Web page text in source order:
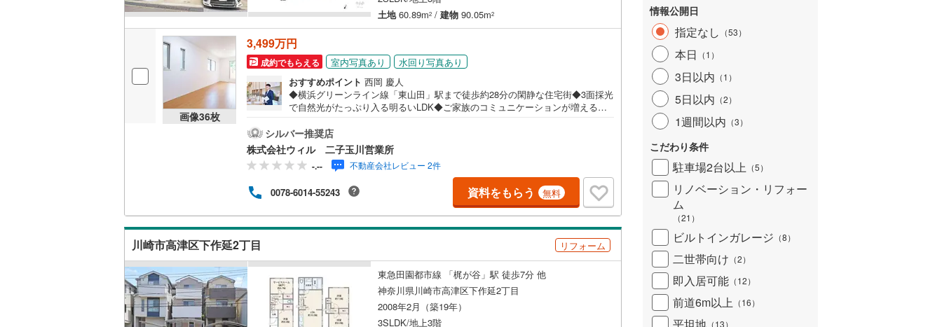
土地60.89m2 / 建物 90.05m2
画像36枚
3,499万円
成約でもらえる 室内写真あり
水回り写真あり
おすすめポイント 西岡 慶人
◆横浜グリーンライン線「東山田」駅まで徒歩約28分の閑静な住宅街◆3面採光
で自然光がたっぷり入る明るいLDK◆ご家族のコミュニケーションが増えるリ
や季節物もまとめて収納◆各部屋に収納スペース有◆掃除道具や日用品をサッ
としまえる廊下収納◆居室としても使用可能な納戸が2室あり、多様な家族構成
に対応可能◆雨の日の洗濯や湿気対策に役立つ浴室乾燥機付◆お湯が冷めても
自動で温め直せる便利な追焚機能付◆トイレ2ヶ所設置で忙しい時間帯も快適に
使えます【営業時間10:00～19:00】上記時間はお電話が繋がりやすくなってお
ります。ぜひお気軽にご連絡下さい！現地を見学される場合は「室内・現地を
見学する（無料）」ボタンよりご希望の日時をご記入いただけますとスムーズ
にご案内が可能です。【ウィル不動産販売はここが強み】（1）住宅ローンに精
通しており、社内にローン専門部署があります！（2）施工実績多数のリフォー
シルバー推奨店
株式会社ウィル 二子玉川営業所
-.-- 不動産会社レビュー 2件
0078-6014-55243 資料をもらう 無料
川崎市高津区下作延2丁目 リフォーム
東急田園都市線 「梶が谷」駅 徒歩7分 他
神奈川県川崎市高津区下作延2丁目
2008年2月（築19年）
3SLDK/地上3階
情報公開日
指定なし （53）
本日 （1 ）
3日以内 （1 ）
5日以内 （2）
1週間以内 （3）
こだわり条件
駐車場2台以上 （5）
リノベーション・リフォー
ム
（21 ）
ビルトインガレージ （8）
二世帯向け （2）
即入居可能 （12）
前道6m以上 （16）
（13）
三角線(0) 肥薩線( 指宿枕崎線
長崎本線
筑肥線 ( 0)
佐世保線(0) 大村線 久大本線(0)
豊肥本線(0) 日豊本線(0) 日田彦山線(0)
筑豊本線(0)
後藤寺線(0 北海道新幹線(
上越新幹線(0) 山形新幹線 (0
北陸新幹線(0) 東海道新幹線
山陽新幹線(0) 北陸新幹線（JR西日本）(0) 九州新幹線
地下鉄 札幌市営地下鉄南北線 ) 札幌市営地下鉄東西線 札幌市営地下鉄東豊線
仙台市地下鉄南北線
東京メトロ銀座線